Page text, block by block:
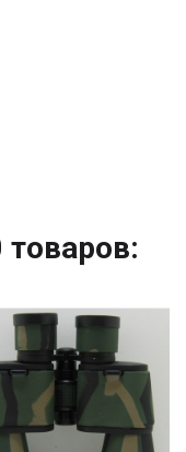
товаров: